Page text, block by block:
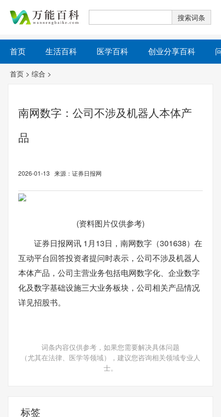
首页 生活百科 医学百科 创业分享百科
首页 > 综合 >
南网数字：公司不涉及机器人本体产
品
2026-01-13 来源：证券日报网
(资料图片仅供参考)
证券日报网讯 1月13日，南网数字（301638）在
互动平台回答投资者提问时表示，公司不涉及机器人
本体产品，公司主营业务包括电网数字化、企业数字
化及数字基础设施三大业务板块，公司相关产品情况
详见招股书。
词条内容仅供参考，如果您需要解决具体问题
（尤其在法律、医学等领域），建议您咨询相关领域专业人
士。
标签